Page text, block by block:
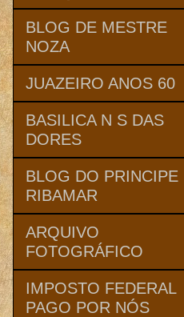
BLOG DE MESTRE
NOZA
JUAZEIRO ANOS 60
BASILICA N S DAS
DORES
BLOG DO PRINCIPE
RIBAMAR
ARQUIVO
FOTOGRÁFICO
IMPOSTO FEDERAL
PAGO POR NÓS